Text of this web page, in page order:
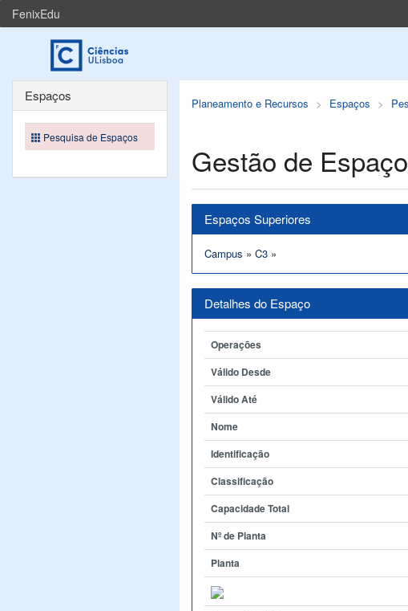
FenixEdu
Planeamento e Recursos Espaços
Gestão de
Espaços Superiores
Campus » C3 »
Detalhes do Espaço
Operações
Válido Desde
Válido Até
Nome
Identificação
Classificação
Capacidade Total
Nº de Planta
Planta
Espaços
Pesquisa de Espaços